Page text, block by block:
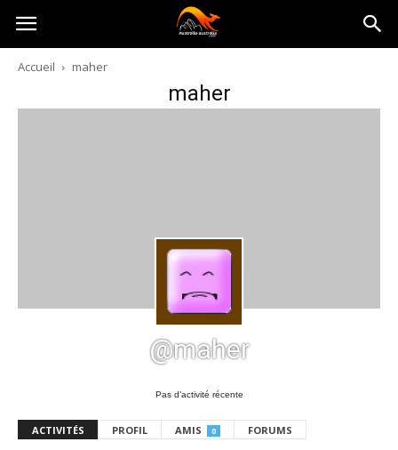
Australia-
australie.com
Accueil maher
maher
@maher
Pas d’activité récente
ACTIVITÉS PROFIL AMIS 0 FORUMS